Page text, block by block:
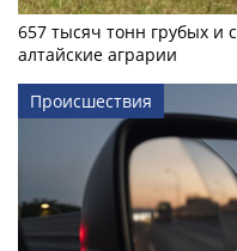
657 тысяч тонн грубых и
алтайские аграрии
Происшествия